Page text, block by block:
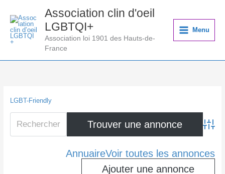
contenu
Association clin d'oeil
LGBTQI+
Association loi 1901 des Hauts-de-
France
Menu
LGBT-Friendly
AnnuaireVoir toutes les annonces
Ajouter une annonce